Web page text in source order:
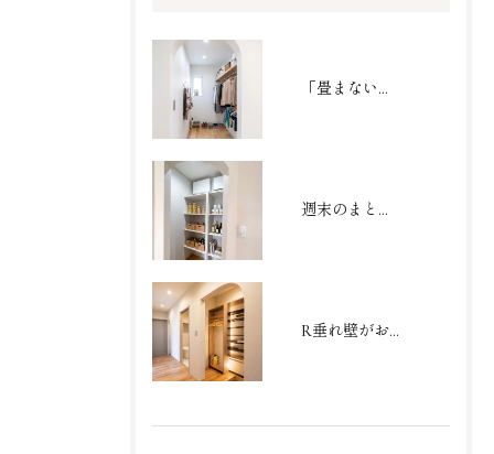
「畳まない収納」で家事を劇的時短！家族の衣類がまるごと収まるファミリークローゼット
週末のまとめ買いもスッキリ収まる大容量パントリー
R垂れ壁がおしゃれなシューズクローク